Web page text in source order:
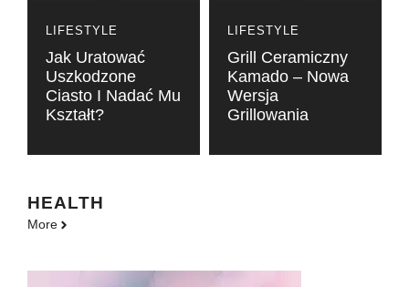
LIFESTYLE
Jak Uratować
Uszkodzone
Ciasto I Nadać Mu
Kształt?
LIFESTYLE
Grill Ceramiczny
Kamado – Nowa
Wersja
Grillowania
HEALTH
More